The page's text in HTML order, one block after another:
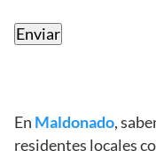
En Maldonado,
residentes locales